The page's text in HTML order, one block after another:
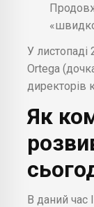
У листопаді
Ortega
директорів
Як
В даний